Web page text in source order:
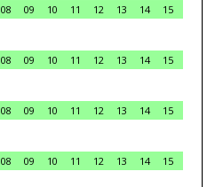
08 09 10 11 12 13 14
15
08 09 10 11 12 13 14
15
08 09 10 11 12 13 14
15
08 09 10 11 12 13 14
15